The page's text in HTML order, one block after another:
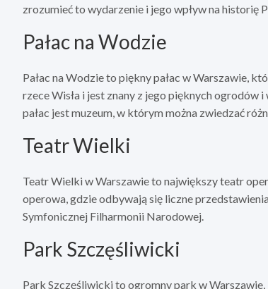
zrozumieć to wydarzenie i jego wpływ na historię
Pałac na Wodzie
Pałac na Wodzie to piękny pałac w Warszawie,
rzece Wisła i jest znany z jego pięknych
pałac jest muzeum, w którym można zwiedzać
Teatr Wielki
Teatr Wielki w Warszawie to największy teatr
operowa, gdzie odbywają się liczne
Symfonicznej Filharmonii Narodowej.
Park Szczęśliwicki
Park Szczęśliwicki to ogromny park w